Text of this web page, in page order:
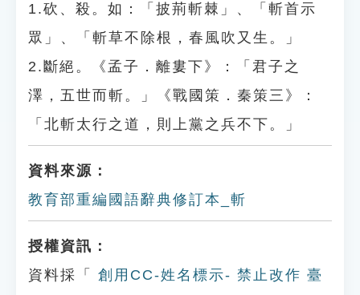
1.砍、殺。如：「披荊斬棘」、「斬首示
眾」、「斬草不除根，春風吹又生。」
2.斷絕。《孟子．離婁下》：「君子之
澤，五世而斬。」《戰國策．秦策三》：
「北斬太行之道，則上黨之兵不下。」
資料來源：
教育部重編國語辭典修訂本_斬
授權資訊：
資料採「
創用CC-姓名標示- 禁止改作 臺